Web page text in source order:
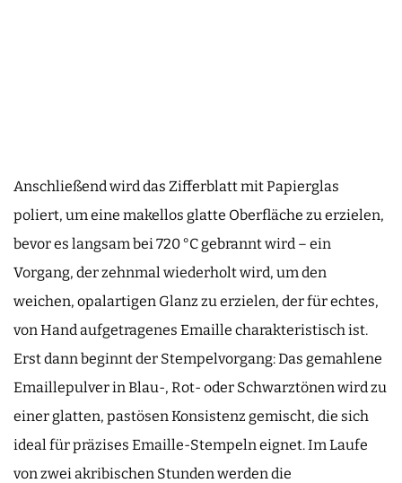
Anschließend wird das Zifferblatt mit Papierglas
poliert, um eine makellos glatte Oberfläche zu erzielen,
bevor es langsam bei 720 °C gebrannt wird – ein
Vorgang, der zehnmal wiederholt wird, um den
weichen, opalartigen Glanz zu erzielen, der für echtes,
von Hand aufgetragenes Emaille charakteristisch ist.
Erst dann beginnt der Stempelvorgang: Das gemahlene
Emaillepulver in Blau-, Rot- oder Schwarztönen wird zu
einer glatten, pastösen Konsistenz gemischt, die sich
ideal für präzises Emaille-Stempeln eignet. Im Laufe
von zwei akribischen Stunden werden die